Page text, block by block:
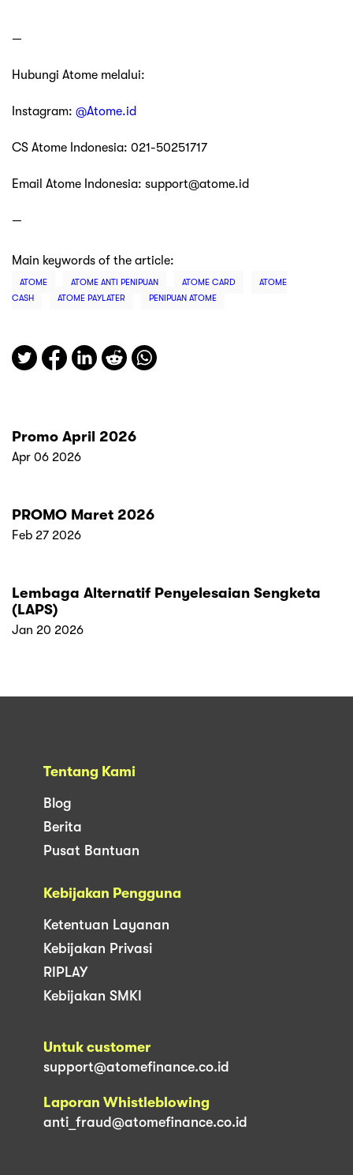
—
Hubungi Atome melalui:
Instagram: @Atome.id
CS Atome Indonesia: 021-50251717
Email Atome Indonesia: support@atome.id
—
Main keywords of the article:
ATOME ATOME ANTI PENIPUAN ATOME CARD
ATOME
CASH
ATOME PAYLATER PENIPUAN ATOME
Promo April 2026
Apr 06 2026
PROMO Maret 2026
Feb 27 2026
Lembaga Alternatif Penyelesaian Sengketa
(LAPS)
Jan 20 2026
Tentang Kami
Blog
Berita
Pusat Bantuan
Kebijakan Pengguna
Ketentuan Layanan
Kebijakan Privasi
RIPLAY
Kebijakan SMKI
Untuk customer
support@atomefinance.co.id
Laporan Whistleblowing
anti_fraud@atomefinance.co.id